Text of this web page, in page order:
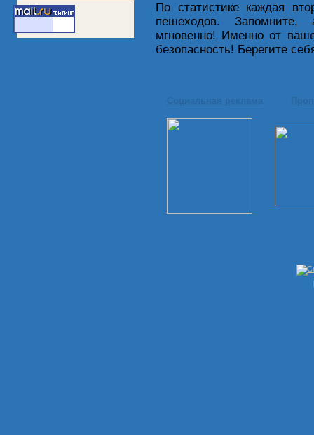
По статистике каждая
пешеходов. Запомните,
мгновенно! Именно от
безопасность! Берегите